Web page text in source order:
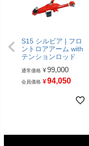
S15 シルビア | フロ
ントロアアーム with
テンションロッド
通常価格 ¥99,000
会員価格 ¥94,050